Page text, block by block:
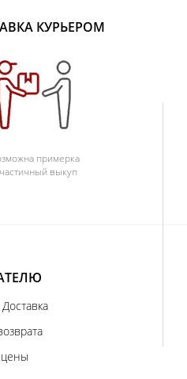
КУРЬЕРОМ
примерка
выкуп
Доставка